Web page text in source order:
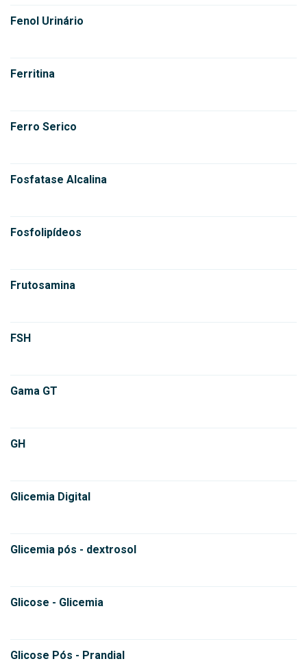
Fenol Urinário
Ferritina
Ferro Serico
Fosfatase Alcalina
Fosfolipídeos
Frutosamina
FSH
Gama GT
GH
Glicemia Digital
Glicemia pós - dextrosol
Glicose - Glicemia
Glicose Pós - Prandial